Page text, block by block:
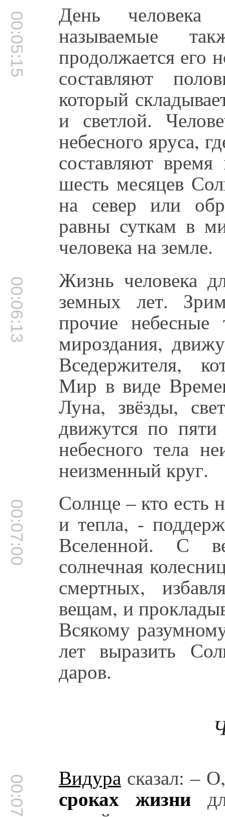
00:05:15 День человека
называемые
продолжается его
составляют
который
и светлой.
небесного яруса,
составляют
шесть месяцев
на север или
равны суткам в
человека на земле.
00:06:13 Жизнь человека
земных лет.
прочие
мироздания,
Вседержителя,
Мир в виде
Луна, звёзды,
движутся по
небесного тела
неизменный круг.
00:07:00 Солнце – кто есть
и тепла, -
Вселенной. С
солнечная
смертных,
вещам, и
Всякому
лет выразить
даров.
Видурасказал: –
сроках жизни